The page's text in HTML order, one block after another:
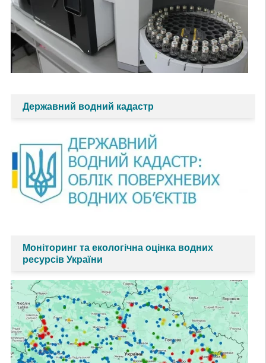
Державний водний кадастр
Моніторинг та екологічна оцінка водних
ресурсів України